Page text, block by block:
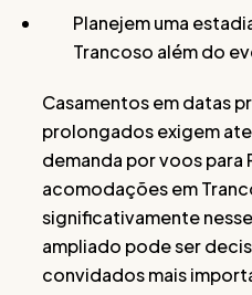
Planejem uma
Trancoso além do
Casamentos em datas
prolongados exigem
demanda por voos para
acomodações em
significativamente
ampliado pode ser
convidados mais